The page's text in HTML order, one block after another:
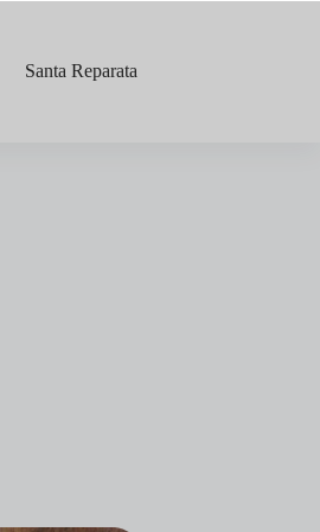
Santa Reparata